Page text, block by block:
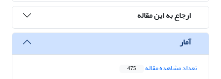
ارجاع به این مقاله
آمار
تعداد مشاهده مقاله 475